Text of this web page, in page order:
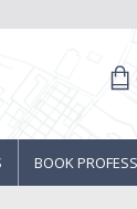
BOOK